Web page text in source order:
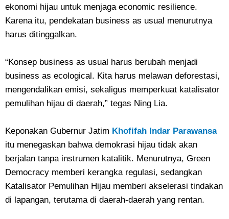
ekonomi hijau untuk menjaga economic resilience.
Karena itu, pendekatan business as usual menurutnya
harus ditinggalkan.
“Konsep business as usual harus berubah menjadi
business as ecological. Kita harus melawan deforestasi,
mengendalikan emisi, sekaligus memperkuat katalisator
pemulihan hijau di daerah,” tegas Ning Lia.
Keponakan Gubernur Jatim Khofifah Indar Parawansa
itu menegaskan bahwa demokrasi hijau tidak akan
berjalan tanpa instrumen katalitik. Menurutnya, Green
Democracy memberi kerangka regulasi, sedangkan
Katalisator Pemulihan Hijau memberi akselerasi tindakan
di lapangan, terutama di daerah-daerah yang rentan.